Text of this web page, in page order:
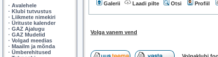
· Avalehele
· Klubi tutvustus
· Liikmete nimekiri
· Ürituste kalender
· GAZ Ajalugu
· GAZ Mudelid
· Volgad meedias
· Maailm ja mõnda
· Ümberehitused
Galerii Laadi pilte Otsi Profiil
Volga vanem vend